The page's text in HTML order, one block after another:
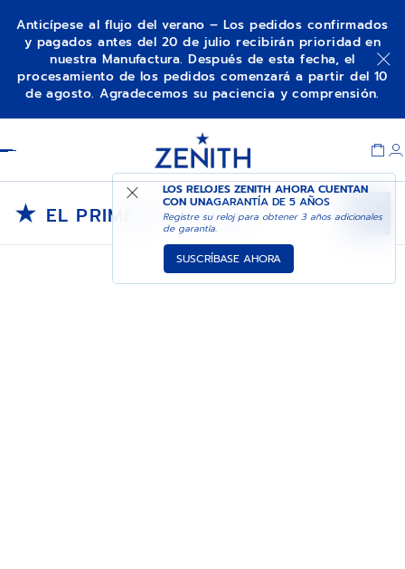
Anticípese al flujo del verano – Los pedidos confirmados
y pagados antes del 20 de julio recibirán prioridad en
nuestra Manufactura. Después de esta fecha, el
procesamiento de los pedidos comenzará a partir del 10
de agosto. Agradecemos su paciencia y comprensión.
LOS RELOJES ZENITH AHORA CUENTAN
CON UNAGARANTÍA DE 5 AÑOS
Registre su reloj para obtener 3 años adicionales
de garantía.
SUSCRÍBASE AHORA
★ EL PRIMERO STORIES